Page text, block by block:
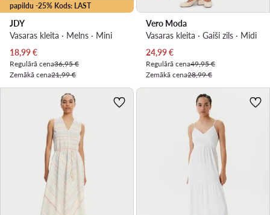
papildu -25% Kods: LAST
JDY
Vasaras kleita · Melns · Mini
Pašreizējā cena
18,99€
Regulārā cena36,95 €
Zemākā cena21,99 €
Vero Moda
Vasaras kleita · Gaiši zils · Midi
Pašreizējā cena
24,99€
Regulārā cena49,95 €
Zemākā cena28,99 €